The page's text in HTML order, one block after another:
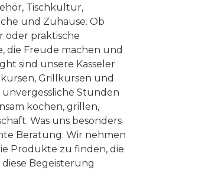
Tischkultur,
und Zuhause. Ob
oder praktische
die Freude machen und
sind unsere Kasseler
Grillkursen und
Stunden
kochen, grillen,
Was uns besonders
Beratung. Wir nehmen
Produkte zu finden, die
Begeisterung